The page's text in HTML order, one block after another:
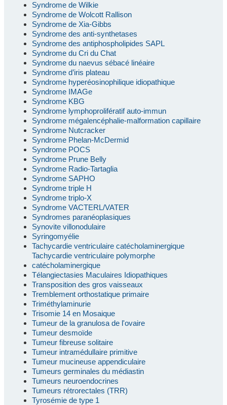
Syndrome de Wilkie
Syndrome de Wolcott Rallison
Syndrome de Xia-Gibbs
Syndrome des anti-synthetases
Syndrome des antiphospholipides SAPL
Syndrome du Cri du Chat
Syndrome du naevus sébacé linéaire
Syndrome d’iris plateau
Syndrome hyperéosinophilique idiopathique
Syndrome IMAGe
Syndrome KBG
Syndrome lymphoprolifératif auto-immun
Syndrome mégalencéphalie-malformation capillaire
Syndrome Nutcracker
Syndrome Phelan-McDermid
Syndrome POCS
Syndrome Prune Belly
Syndrome Radio-Tartaglia
Syndrome SAPHO
Syndrome triple H
Syndrome triplo-X
Syndrome VACTERL/VATER
Syndromes paranéoplasiques
Synovite villonodulaire
Syringomyélie
Tachycardie ventriculaire catécholaminergique
Tachycardie ventriculaire polymorphe
catécholaminergique
Télangiectasies Maculaires Idiopathiques
Transposition des gros vaisseaux
Tremblement orthostatique primaire
Triméthylaminurie
Trisomie 14 en Mosaique
Tumeur de la granulosa de l'ovaire
Tumeur desmoïde
Tumeur fibreuse solitaire
Tumeur intramédullaire primitive
Tumeur mucineuse appendiculaire
Tumeurs germinales du médiastin
Tumeurs neuroendocrines
Tumeurs rétrorectales (TRR)
Tyrosémie de type 1